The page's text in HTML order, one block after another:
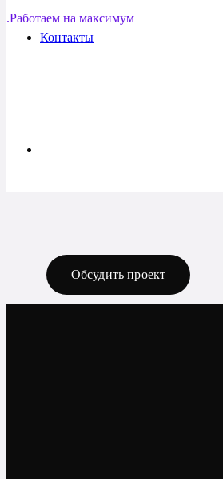
Контакты
Обсудить проект
.Работаем на максимум